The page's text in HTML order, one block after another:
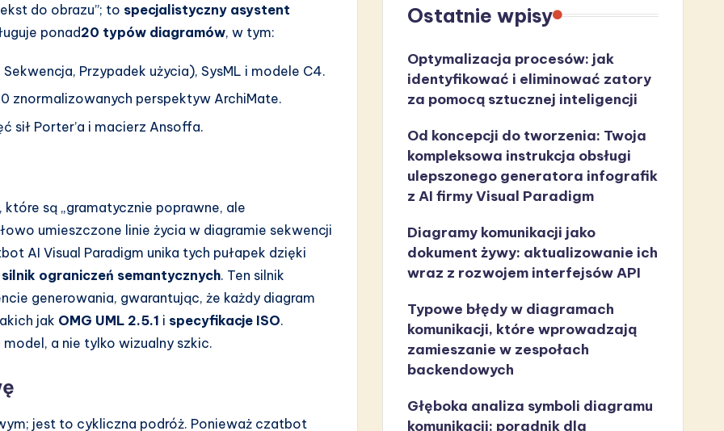
do obrazu”; to specjalistyczny asystent
ponad20 typów diagramów, w tym:
Sekwencja, Przypadek użycia), SysML i modele C4.
znormalizowanych perspektyw ArchiMate.
sił Porter’a i macierz Ansoffa.
są „gramatycznie poprawne, ale
umieszczone linie życia w diagramie sekwencji
AI Visual Paradigm unika tych pułapek dzięki
silnik ograniczeń semantycznych. Ten silnik
generowania, gwarantując, że każdy diagram
jak OMG UML 2.5.1 i specyfikacje ISO.
a nie tylko wizualny szkic.
jest to cykliczna podróż. Ponieważ czatbot
Ostatnie wpisy
Optymalizacja procesów: jak
identyfikować i eliminować zatory
za pomocą sztucznej inteligencji
Od koncepcji do tworzenia: Twoja
kompleksowa instrukcja obsługi
ulepszonego generatora infografik
z AI firmy Visual Paradigm
Diagramy komunikacji jako
dokument żywy: aktualizowanie ich
wraz z rozwojem interfejsów API
Typowe błędy w diagramach
komunikacji, które wprowadzają
zamieszanie w zespołach
backendowych
Głęboka analiza symboli diagramu
komunikacji: poradnik dla